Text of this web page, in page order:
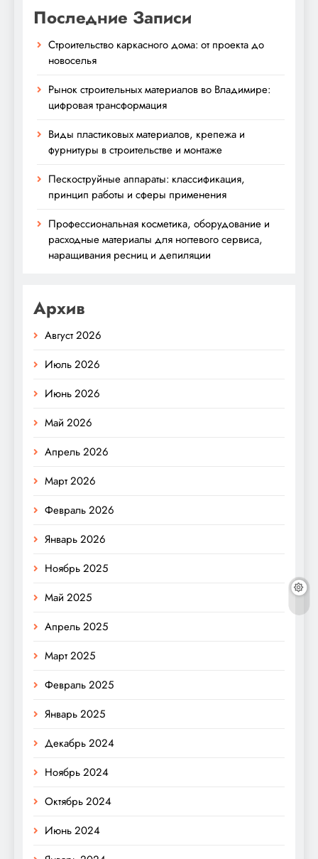
Последние Записи
Строительство каркасного дома: от проекта до
новоселья
Рынок строительных материалов во Владимире:
цифровая трансформация
Виды пластиковых материалов, крепежа и
фурнитуры в строительстве и монтаже
Пескоструйные аппараты: классификация,
принцип работы и сферы применения
Профессиональная косметика, оборудование и
расходные материалы для ногтевого сервиса,
наращивания ресниц и депиляции
Архив
Август 2026
Июль 2026
Июнь 2026
Май 2026
Апрель 2026
Март 2026
Февраль 2026
Январь 2026
Ноябрь 2025
Май 2025
Апрель 2025
Март 2025
Февраль 2025
Январь 2025
Декабрь 2024
Ноябрь 2024
Октябрь 2024
Июнь 2024